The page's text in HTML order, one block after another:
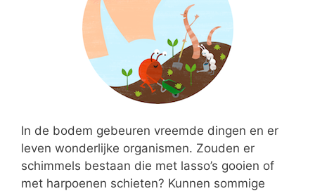
In de bodem gebeuren vreemde dingen en er
leven wonderlijke organismen. Zouden er
schimmels bestaan die met lasso’s gooien of
met harpoenen schieten? Kunnen sommige